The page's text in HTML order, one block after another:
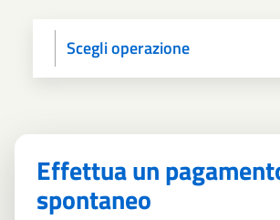
Scegli operazione
Informativa privacy
Scegli il pagamento
Dati anagrafici
Paga
Riepilogo
Effettua un
spontaneo